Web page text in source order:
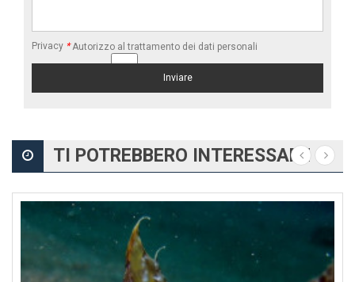
Privacy * Autorizzo al trattamento dei dati personali
TI POTREBBERO INTERESSARE